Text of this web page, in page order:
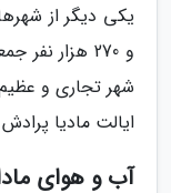
و 270 هزار
شهر تجاری و
ایالت مادیا
آب و هوای